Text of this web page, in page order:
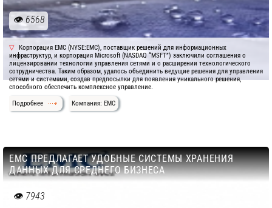
6568
Корпорация EMC (NYSE:EMC), поставщик решений для информационных
инфраструктур, и корпорация Microsoft (NASDAQ “MSFT”) заключили соглашения о
лицензировании технологии управления сетями и о расширении технологического
сотрудничества. Таким образом, удалось объединить ведущие решения для управления
сетями и системами, создав предпосылки для появления уникального решения,
способного обеспечить комплексное управление.
Подробнее Компания: EMC
EMC ПРЕДЛАГАЕТ УДОБНЫЕ СИСТЕМЫ ХРАНЕНИЯ
ДАННЫХ ДЛЯ СРЕДНЕГО БИЗНЕСА
7943